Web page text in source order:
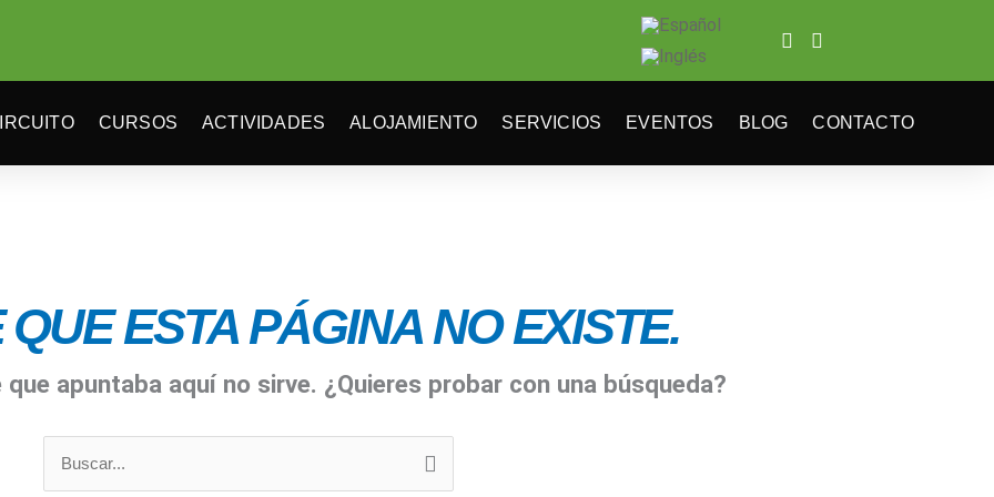
CURSOS ACTIVIDADES ALOJAMIENTO SERVICIOS EVENTOS BLOG CONTACTO
ESTA PÁGINA NO EXISTE.
que apuntaba aquí no sirve. ¿Quieres probar con una búsqueda?
Buscar